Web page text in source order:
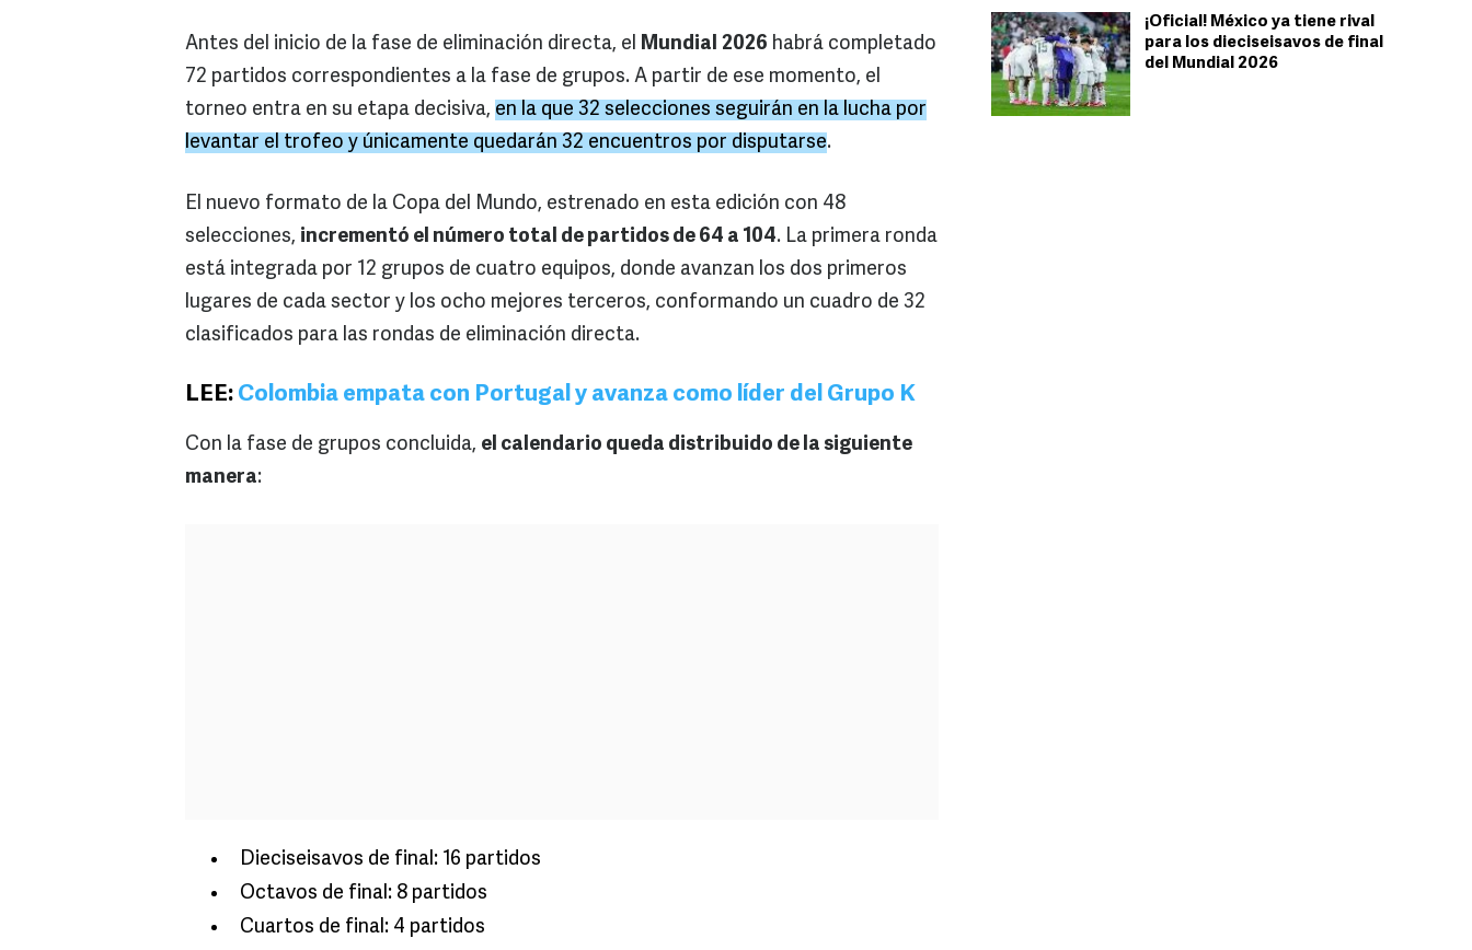
¡Oficial! México ya tiene rival
para los dieciseisavos de final
del Mundial 2026
Antes del inicio de la fase de eliminación directa, el Mundial 2026 habrá completado
72 partidos correspondientes a la fase de grupos. A partir de ese momento, el
torneo entra en su etapa decisiva, en la que 32 selecciones seguirán en la lucha por
levantar el trofeo y únicamente quedarán 32 encuentros por disputarse.
El nuevo formato de la Copa del Mundo, estrenado en esta edición con 48
selecciones, incrementó el número total de partidos de 64 a 104. La primera ronda
está integrada por 12 grupos de cuatro equipos, donde avanzan los dos primeros
lugares de cada sector y los ocho mejores terceros, conformando un cuadro de 32
clasificados para las rondas de eliminación directa.
LEE: Colombia empata con Portugal y avanza como líder del Grupo K
Con la fase de grupos concluida, el calendario queda distribuido de la siguiente
manera:
Dieciseisavos de final: 16 partidos
Octavos de final: 8 partidos
Cuartos de final: 4 partidos